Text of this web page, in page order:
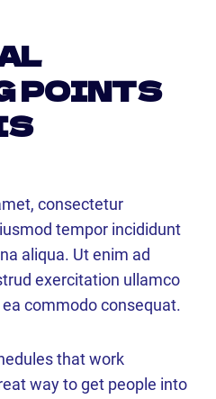
POINTS
consectetur
tempor incididunt
aliqua. Ut enim ad
exercitation ullamco
commodo consequat.
that work
way to get people into